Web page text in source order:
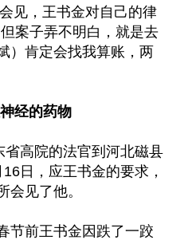
见，王书金对自己的律
案子弄不明白，就是去
）肯定会找我算账，两
经的药物
高院的法官到河北磁县
日，应王书金的要求，
会见了他。
节前王书金因跌了一跤